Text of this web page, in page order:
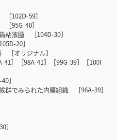
102D-59］
95G-40］
液腫 ［104D-30］
20］
オリジナル］
］［98A-41］［99G-39］［100F-
］
みられた内膜組織 ［96A-39］